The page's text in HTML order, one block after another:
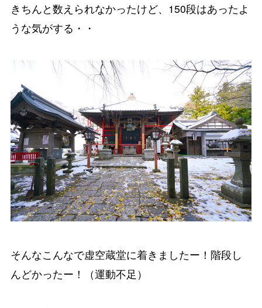
きちんと数えられなかったけど、150段はあったよ
うな気がする・・
そんなこんなで虚空蔵堂に着きましたー！階段し
んどかったー！（運動不足）